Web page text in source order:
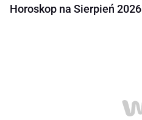
Horoskop na Sierpień 2026